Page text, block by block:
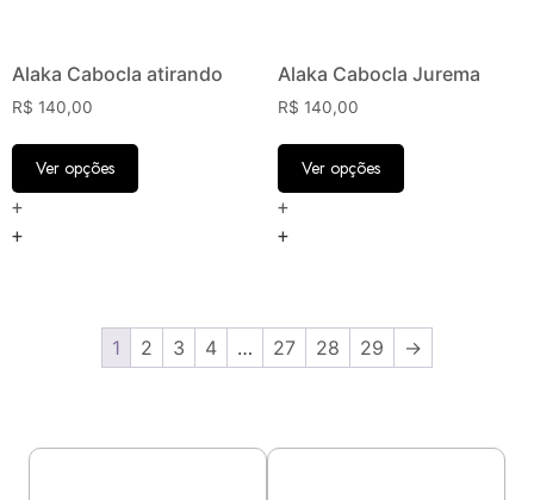
Alaka Cabocla atirando
R$ 140,00
Ver opções
+
+
Alaka Cabocla Jurema
R$ 140,00
Ver opções
+
+
1 2 3 4 … 27 28 29 →